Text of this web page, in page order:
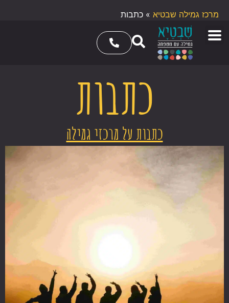
מרכז גמילה שבטיא » כתבות
כתבות
כתבות על מרכזי גמילה